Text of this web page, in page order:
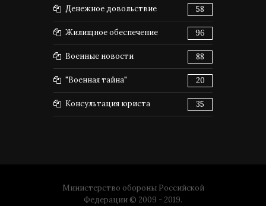
Денежное довольствие 58
Жилищное обеспечение 96
Военные новости 88
"Военная тайна" 20
Консультация юриста 35
Министерство обороны Российской
Федерации © 2009 - 2019.